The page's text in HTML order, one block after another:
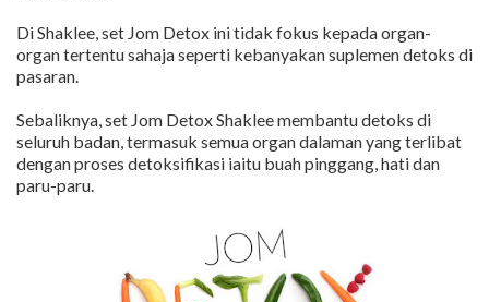
Di Shaklee, set Jom Detox ini tidak fokus kepada organ-
organ tertentu sahaja seperti kebanyakan suplemen detoks di
pasaran.
Sebaliknya, set Jom Detox Shaklee membantu detoks di
seluruh badan, termasuk semua organ dalaman yang terlibat
dengan proses detoksifikasi iaitu buah pinggang, hati dan
paru-paru.